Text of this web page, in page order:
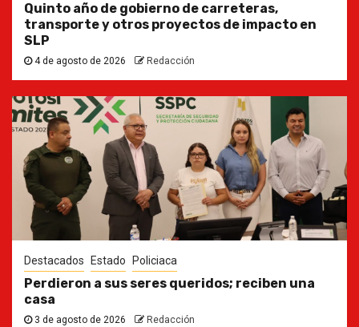
Quinto año de gobierno de carreteras,
transporte y otros proyectos de impacto en
SLP
4 de agosto de 2026 Redacción
Destacados Estado Policiaca
Perdieron a sus seres queridos; reciben una
casa
3 de agosto de 2026 Redacción